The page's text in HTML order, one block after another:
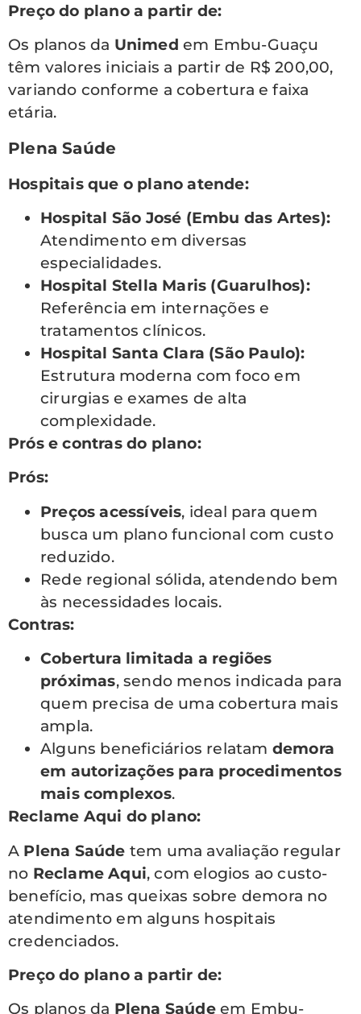
Preço do plano a partir de:
Os planos da Unimed em Embu-Guaçu
têm valores iniciais a partir de R$ 200,00,
variando conforme a cobertura e faixa
etária.
Plena Saúde
Hospitais que o plano atende:
Hospital São José (Embu das Artes):
Atendimento em diversas
especialidades.
Hospital Stella Maris (Guarulhos):
Referência em internações e
tratamentos clínicos.
Hospital Santa Clara (São Paulo):
Estrutura moderna com foco em
cirurgias e exames de alta
complexidade.
Prós e contras do plano:
Prós:
Preços acessíveis, ideal para quem
busca um plano funcional com custo
reduzido.
Rede regional sólida, atendendo bem
às necessidades locais.
Contras:
Cobertura limitada a regiões
próximas, sendo menos indicada para
quem precisa de uma cobertura mais
ampla.
Alguns beneficiários relatam demora
em autorizações para procedimentos
mais complexos.
Reclame Aqui do plano:
A Plena Saúde tem uma avaliação regular
no Reclame Aqui, com elogios ao custo-
benefício, mas queixas sobre demora no
atendimento em alguns hospitais
credenciados.
Preço do plano a partir de:
Os planos da Plena Saúdeem Embu-